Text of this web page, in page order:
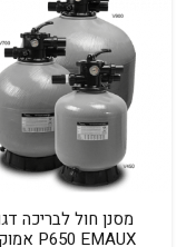
מסנן חול לבריכה
P650 EMAUX אמוקס